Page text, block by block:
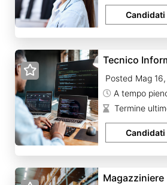
Candidati
Tecnico
Posted Mag
A tempo
Termine
Candidati
Magazziniere